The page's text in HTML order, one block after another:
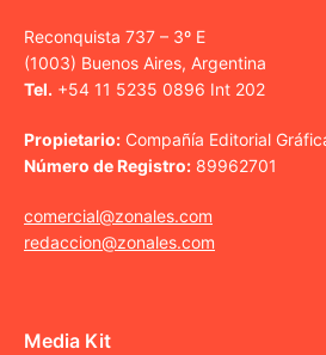
Reconquista 737 – 3º E
(1003) Buenos Aires, Argentina
Tel. +54 11 5235 0896 Int 202
Propietario: Compañía Editorial
Número de Registro: 89962701
comercial@zonales.com
redaccion@zonales.com
Media Kit